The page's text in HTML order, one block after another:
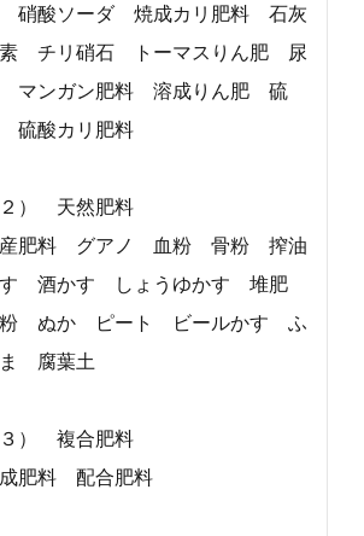
硝酸ソーダ 焼成カリ肥料 石灰
チリ硝石 トーマスりん肥 尿
マンガン肥料 溶成りん肥 硫
硫酸カリ肥料
２） 天然肥料
肥料 グアノ 血粉 骨粉 搾油
酒かす しょうゆかす 堆肥
ぬか ピート ビールかす ふ
腐葉土
３） 複合肥料
肥料 配合肥料